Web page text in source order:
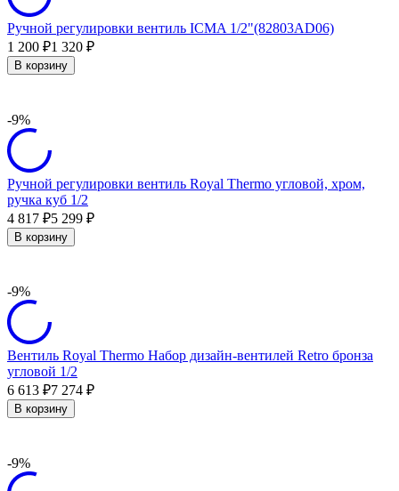
Ручной регулировки вентиль ICMA 1/2"(82803AD06)
1 200 ₽1 320 ₽
В корзину
-9%
Ручной регулировки вентиль Royal Thermo угловой, хром,
ручка куб 1/2
4 817 ₽5 299 ₽
В корзину
-9%
Вентиль Royal Thermo Набор дизайн-вентилей Retro бронза
угловой 1/2
6 613 ₽7 274 ₽
В корзину
-9%